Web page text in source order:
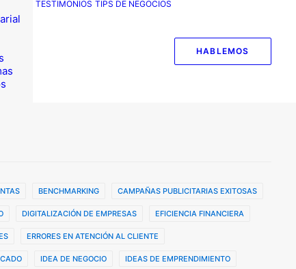
TESTIMONIOS TIPS DE NEGOCIOS
HABLEMOS
BENCHMARKING CAMPAÑAS PUBLICITARIAS EXITOSAS
DIGITALIZACIÓN DE EMPRESAS EFICIENCIA FINANCIERA
ERRORES EN ATENCIÓN AL CLIENTE
IDEA DE NEGOCIO IDEAS DE EMPRENDIMIENTO